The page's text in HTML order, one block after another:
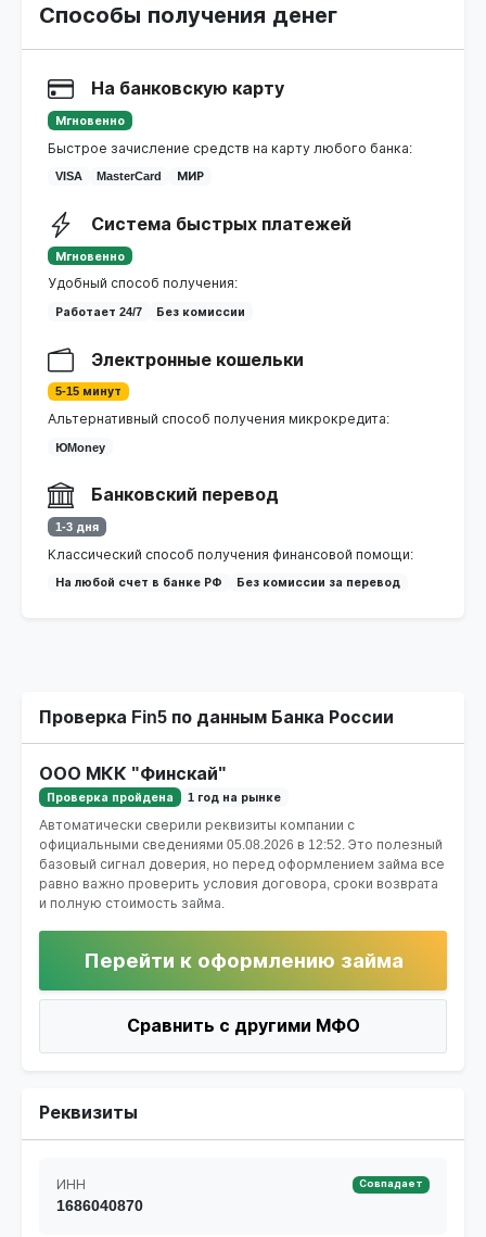
Способы получения денег
На банковскую карту
Мгновенно
Быстрое зачисление средств на карту любого банка:
VISA MasterCard МИР
Система быстрых платежей
Мгновенно
Удобный способ получения:
Работает 24/7 Без комиссии
Электронные кошельки
5-15 минут
Альтернативный способ получения микрокредита:
ЮMoney
Банковский перевод
1-3 дня
Классический способ получения финансовой помощи:
На любой счет в банке РФ Без комиссии за перевод
Проверка Fin5 по данным Банка России
ООО МКК "Финскай"
Проверка пройдена 1 год на рынке
Автоматически сверили реквизиты компании с
официальными сведениями 05.08.2026 в 12:52 . Это полезный
базовый сигнал доверия, но перед оформлением займа все
равно важно проверить условия договора, сроки возврата
и полную стоимость займа.
Перейти к оформлению займа
Сравнить с другими МФО
Реквизиты
ИНН Совпадает
1686040870